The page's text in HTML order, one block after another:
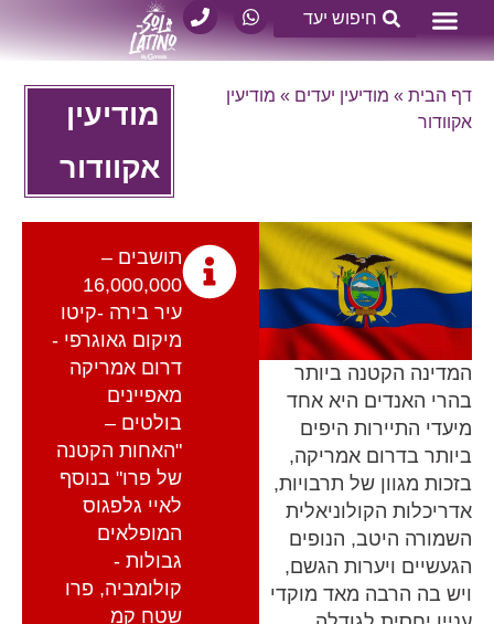
דף הבית » מודיעין יעדים » מודיעין
אקוודור
מודיעין
אקוודור
המדינה הקטנה ביותר
בהרי האנדים היא אחד
מיעדי התיירות היפים
ביותר בדרום אמריקה,
בזכות מגוון של תרבויות,
אדריכלות הקולוניאלית
השמורה היטב, הנופים
הגעשיים ויערות הגשם,
ויש בה הרבה מאד מוקדי
תושבים –
16,000,000
עיר בירה -קיטו
מיקום גאוגרפי -
דרום אמריקה
מאפיינים
בולטים –
"האחות הקטנה
של פרו" בנוסף
לאיי גלפגוס
המופלאים
גבולות -
קולומביה, פרו
שטח קמ